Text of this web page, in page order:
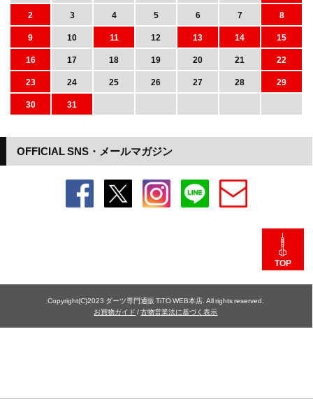
OFFICIAL SNS・メールマガジン
2
3 4 5 6 7
8
9
10 11 12 13 14
15
16
17 18 19 20 21
22
23
24 25 26 27 28
29
30
31
TOP
Copyright(C)2023 ダーツ専門通販 TiTO WEB本店. All rights reserved.
お買物ガイド /古物営業法に基づく表示